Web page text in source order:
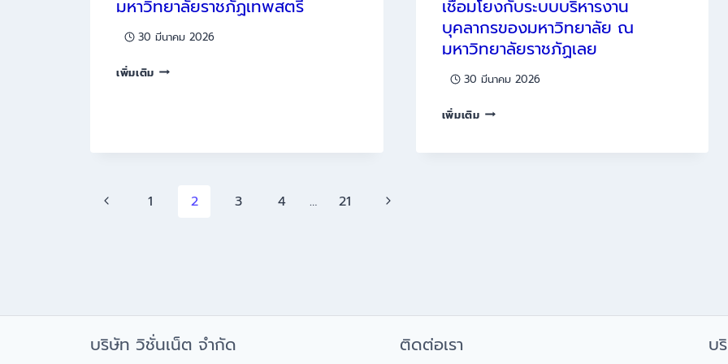
มาตรฐาน
คุณวุฒิ
อุดมศึกษา
มหาวิทยาลัยราชภัฏเทพสตรี
30 มีนาคม 2026
เพิ่มเติมประชุม
เชื่อมโยงกับระบบบริหารงาน
บุคลากรของมหาวิทยาลัย ณ
มหาวิทยาลัยราชภัฏเลย
30 มีนาคม 2026
เพิ่มเติมอบรม
ใช้
Page
Previous
1 2 3 4 … 21
Next
บริษัท วิชั่นเน็ต จำกัด ติดต่อเรา บ